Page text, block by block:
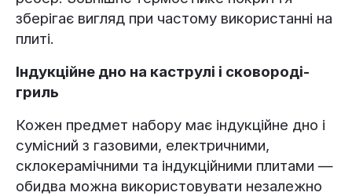
зберігає вигляд при частому використанні на
плиті.
Індукційне дно на каструлі і сковороді-
гриль
Кожен предмет набору має індукційне дно і
сумісний з газовими, електричними,
склокерамічними та індукційними плитами —
обидва можна використовувати незалежно